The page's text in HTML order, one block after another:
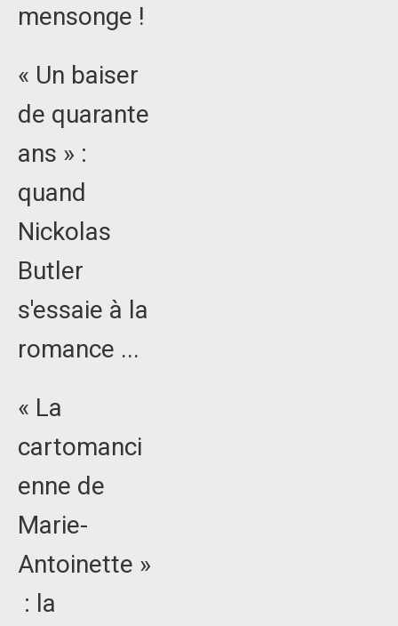
mensonge !
« Un baiser
de quarante
ans » :
quand
Nickolas
Butler
s'essaie à la
romance ...
« La
cartomanci
enne de
Marie-
Antoinette »
: la